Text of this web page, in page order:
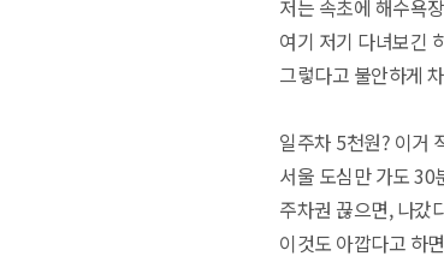
저는 속초에 해수욕
여기 저기 다녀보긴
그렇다고 불안하게
일주차 5천원? 이거
서울 도심만 가도 30
주차권 끊으면, 나갔
이것도 아깝다고 하